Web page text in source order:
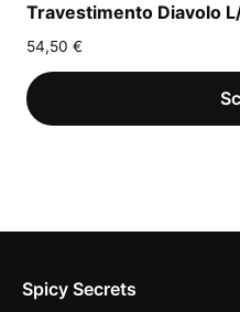
Travestimento Diavolo
54,50 €
Spicy Secrets